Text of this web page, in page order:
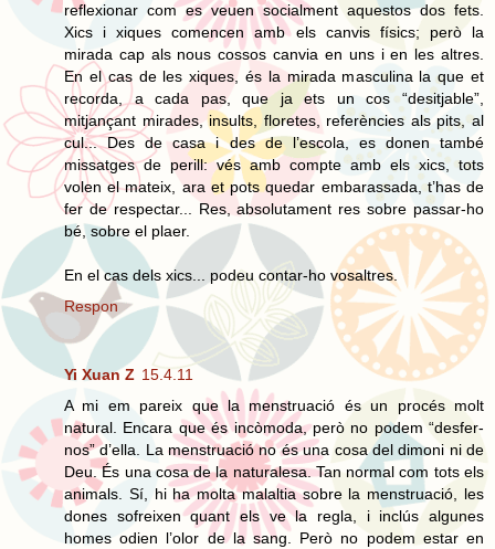
reflexionar com es veuen socialment aquestos dos fets.
Xics i xiques comencen amb els canvis físics; però la
mirada cap als nous cossos canvia en uns i en les altres.
En el cas de les xiques, és la mirada masculina la que et
recorda, a cada pas, que ja ets un cos “desitjable”,
mitjançant mirades, insults, floretes, referències als pits, al
cul... Des de casa i des de l’escola, es donen també
missatges de perill: vés amb compte amb els xics, tots
volen el mateix, ara et pots quedar embarassada, t’has de
fer de respectar... Res, absolutament res sobre passar-ho
bé, sobre el plaer.
En el cas dels xics... podeu contar-ho vosaltres.
Respon
Yi Xuan Z 15.4.11
A mi em pareix que la menstruació és un procés molt
natural. Encara que és incòmoda, però no podem “desfer-
nos” d’ella. La menstruació no és una cosa del dimoni ni de
Deu. És una cosa de la naturalesa. Tan normal com tots els
animals. Sí, hi ha molta malaltia sobre la menstruació, les
dones sofreixen quant els ve la regla, i inclús algunes
homes odien l’olor de la sang. Però no podem estar en